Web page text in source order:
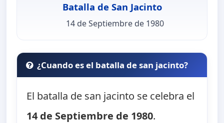
Batalla de San Jacinto
14 de Septiembre de 1980
¿Cuando es el batalla de san jacinto?
El batalla de san jacinto se celebra el
14 de Septiembre de 1980.